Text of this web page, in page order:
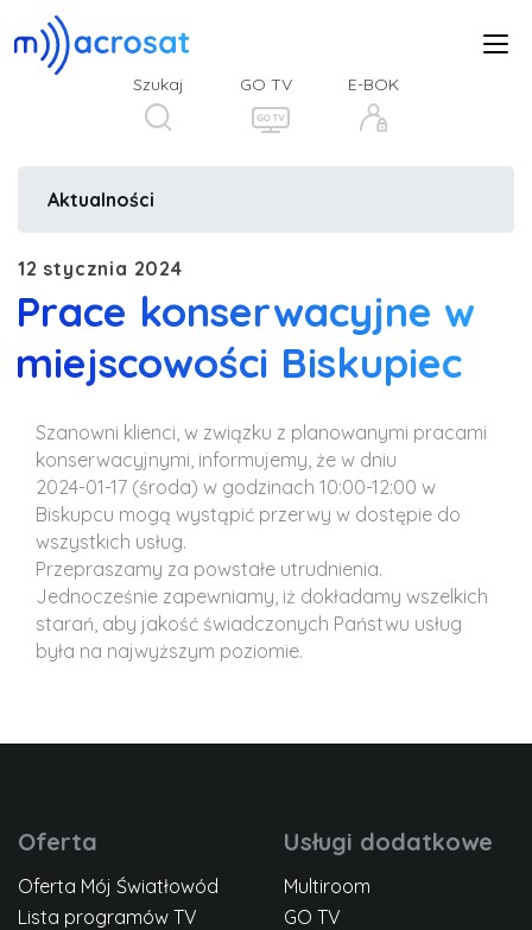
Szukaj GO TV E-BOK
Aktualności
12 stycznia 2024
Prace konserwacyjne w
miejscowości Biskupiec
Szanowni klienci, w związku z planowanymi pracami
konserwacyjnymi, informujemy, że w dniu
2024-01-17 (środa) w godzinach 10:00-12:00 w
Biskupcu mogą wystąpić przerwy w dostępie do
wszystkich usług.
Przepraszamy za powstałe utrudnienia.
Jednocześnie zapewniamy, iż dokładamy wszelkich
starań, aby jakość świadczonych Państwu usług
była na najwyższym poziomie.
Oferta
Oferta Mój Światłowód
Lista programów TV
Usługi dodatkowe
Multiroom
GO TV